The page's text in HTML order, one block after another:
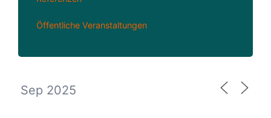
Öffentliche Veranstaltungen